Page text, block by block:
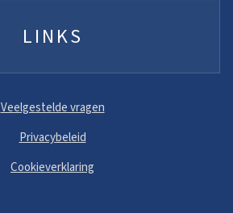
LINKS
Veelgestelde vragen
Privacybeleid
Cookieverklaring